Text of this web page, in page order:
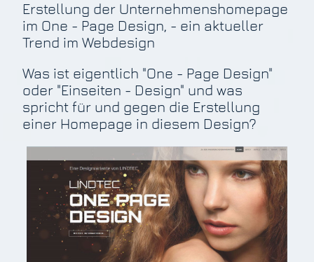
Erstellung der Unternehmenshomepage
im One - Page Design, - ein aktueller
Trend im Webdesign
Was ist eigentlich "One - Page Design"
oder "Einseiten - Design" und was
spricht für und gegen die Erstellung
einer Homepage in diesem Design?